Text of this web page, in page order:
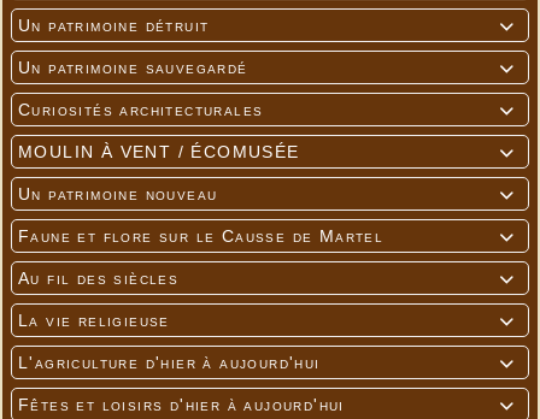

Un patrimoine détruit

Un patrimoine sauvegardé

Curiosités architecturales

MOULIN À VENT / ÉCOMUSÉE

Un patrimoine nouveau

Faune et flore sur le Causse de Martel

Au fil des siècles

La vie religieuse

L'agriculture d'hier à aujourd'hui

Fêtes et loisirs d'hier à aujourd'hui